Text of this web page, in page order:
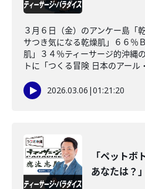
３月６日（金）のアンケー島「
サつき気になる乾燥肌」６６％
肌」３４％ティーサージ的沖縄
トに「つくる冒険 日本のアール
2026.03.06 |01:21:20
「ペットボ
あなたは？」